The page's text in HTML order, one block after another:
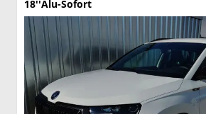
18''Alu-Sofort